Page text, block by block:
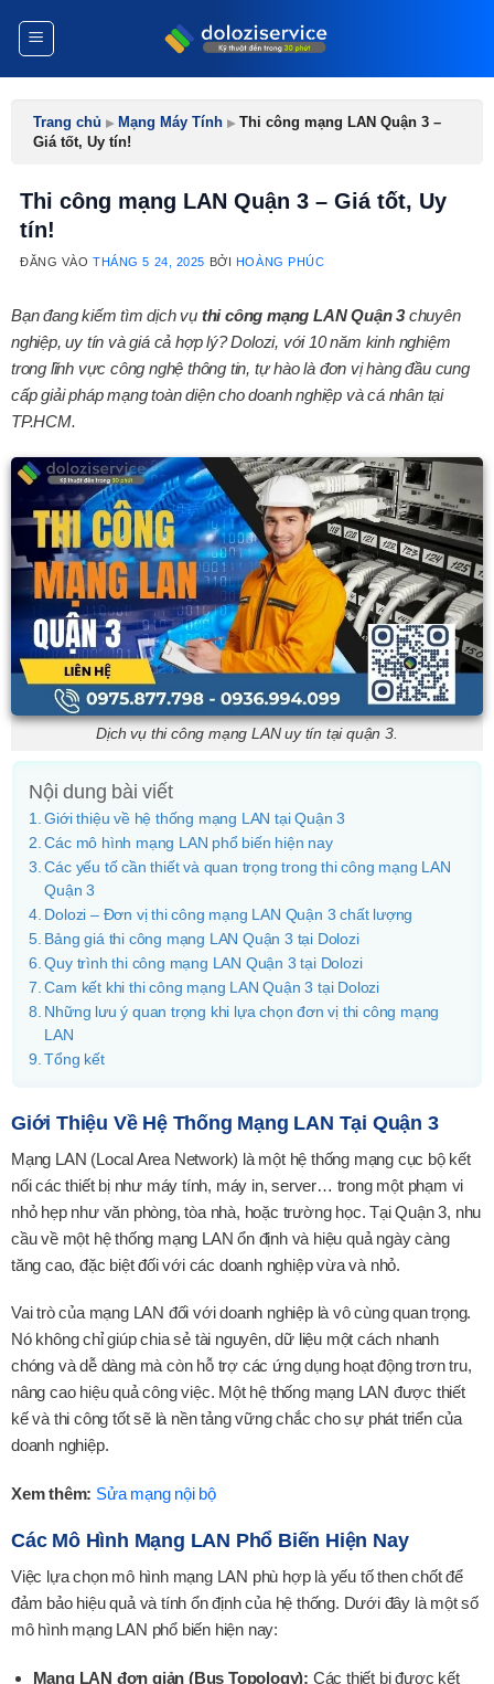
Trang chủ ▸ Mạng Máy Tính ▸ Thi công mạng LAN Quận 3 –
Giá tốt, Uy tín!
Thi công mạng LAN Quận 3 – Giá tốt, Uy
tín!
ĐĂNG VÀOTHÁNG 5 24, 2025 BỞI HOÀNG PHÚC
Bạn đang kiếm tìm dịch vụ thi công mạng LAN Quận 3chuyên
nghiệp, uy tín và giá cả hợp lý? Dolozi, với 10 năm kinh nghiệm
trong lĩnh vực công nghệ thông tin, tự hào là đơn vị hàng đầu cung
cấp giải pháp mạng toàn diện cho doanh nghiệp và cá nhân tại
TP.HCM.
Dịch vụ thi công mạng LAN uy tín tại quận 3.
Nội dung bài viết
Giới thiệu về hệ thống mạng LAN tại Quận 3
Các mô hình mạng LAN phổ biến hiện nay
Các yếu tố cần thiết và quan trọng trong thi công mạng LAN
Quận 3
Dolozi – Đơn vị thi công mạng LAN Quận 3 chất lượng
Bảng giá thi công mạng LAN Quận 3 tại Dolozi
Quy trình thi công mạng LAN Quận 3 tại Dolozi
Cam kết khi thi công mạng LAN Quận 3 tại Dolozi
Những lưu ý quan trọng khi lựa chọn đơn vị thi công mạng
LAN
Tổng kết
Giới Thiệu Về Hệ Thống Mạng LAN Tại Quận 3
Mạng LAN (Local Area Network) là một hệ thống mạng cục bộ kết
nối các thiết bị như máy tính, máy in, server… trong một phạm vi
nhỏ hẹp như văn phòng, tòa nhà, hoặc trường học. Tại Quận 3, nhu
cầu về một hệ thống mạng LAN ổn định và hiệu quả ngày càng
tăng cao, đặc biệt đối với các doanh nghiệp vừa và nhỏ.
Vai trò của mạng LAN đối với doanh nghiệp là vô cùng quan trọng.
Nó không chỉ giúp chia sẻ tài nguyên, dữ liệu một cách nhanh
chóng và dễ dàng mà còn hỗ trợ các ứng dụng hoạt động trơn tru,
nâng cao hiệu quả công việc. Một hệ thống mạng LAN được thiết
kế và thi công tốt sẽ là nền tảng vững chắc cho sự phát triển của
doanh nghiệp.
Xem thêm: Sửa mạng nội bộ
Các Mô Hình Mạng LAN Phổ Biến Hiện Nay
Việc lựa chọn mô hình mạng LAN phù hợp là yếu tố then chốt để
đảm bảo hiệu quả và tính ổn định của hệ thống. Dưới đây là một số
mô hình mạng LAN phổ biến hiện nay:
Mạng LAN đơn giản (Bus Topology): Các thiết bị được kết